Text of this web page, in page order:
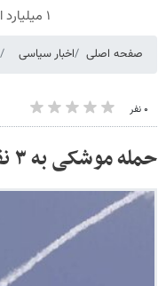
۱ میلیارد اعتبار خرید طلا | بدون ضامن و چک
صفحه اصلی اخبار سیاسی
۰ نفر
حمله موشکی به ۳ نقطه در خاک ایران